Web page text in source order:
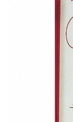
Bijuterii Femei
Cele mai vandute